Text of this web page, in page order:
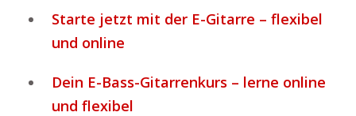
Starte jetzt mit der E-Gitarre – flexibel
und online
Dein E-Bass-Gitarrenkurs – lerne online
und flexibel